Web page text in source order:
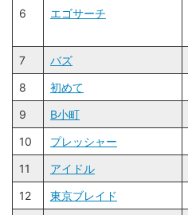
6
エゴサーチ
7
バズ
8
初めて
9
B小町
10
プレッシャー
11
アイドル
12
東京ブレイド